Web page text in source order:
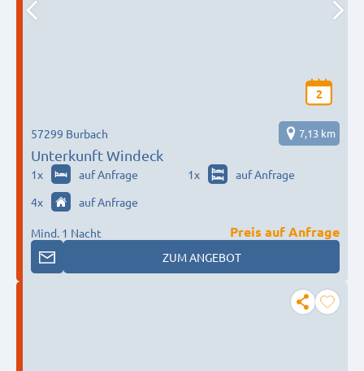
2
Unterkunft Windeck
57299 Burbach 7,13 km
1x auf Anfrage 1x
auf Anfrage
4x auf Anfrage
Mind. 1 Nacht
Preis auf Anfrage
ZUM ANGEBOT